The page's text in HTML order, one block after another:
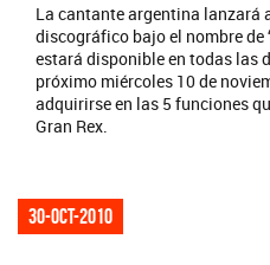
La cantante argentina lanzará
discográfico bajo el nombre de
estará disponible en todas las
próximo miércoles 10 de
adquirirse en las 5 funciones
Gran Rex.
30-oct-2010